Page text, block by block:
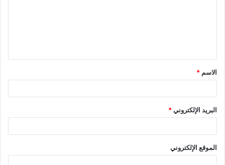
ق
*
الاسم *
البريد الإلكتروني*
الموقع الإلكتروني